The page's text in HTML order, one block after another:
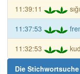
11:39:11
11:37:53
11:32:53
Die Stichwortsuche